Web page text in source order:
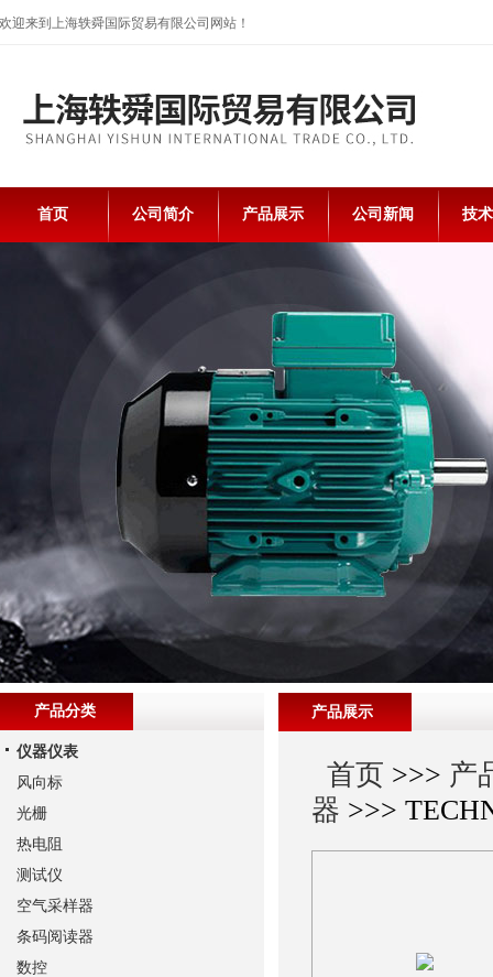
欢迎来到上海轶舜国际贸易有限公司网站！
首页 公司简介 产品展示 公司新闻 技
产品展示
首页 >>> 产
器 >>>
产品分类
仪器仪表
风向标
光栅
热电阻
测试仪
空气采样器
条码阅读器
数控